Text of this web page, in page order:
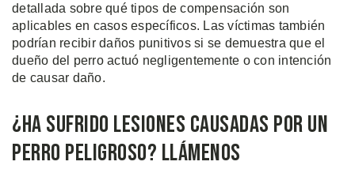
detallada sobre qué tipos de compensación son
aplicables en casos específicos. Las víctimas también
podrían recibir daños punitivos si se demuestra que el
dueño del perro actuó negligentemente o con intención
de causar daño.
¿Ha Sufrido Lesiones Causadas por un
Perro Peligroso? Llámenos